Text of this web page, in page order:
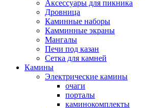
Аксессуары для пикника
Дровница
Каминные наборы
Камминные экраны
Мангалы
Печи под казан
Сетка для камней
Камины
Электрические камины
очаги
порталы
каминокомплекты